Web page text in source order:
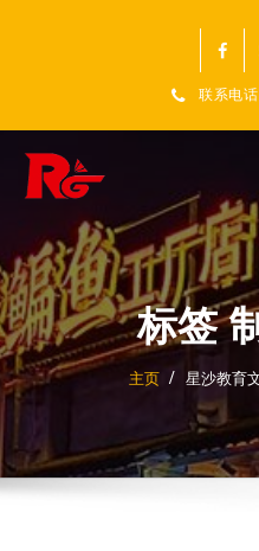
联系电
标签
主页 星沙教育